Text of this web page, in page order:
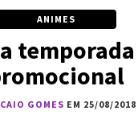
ANIMES
CAIO GOMES EM 25/08/2018